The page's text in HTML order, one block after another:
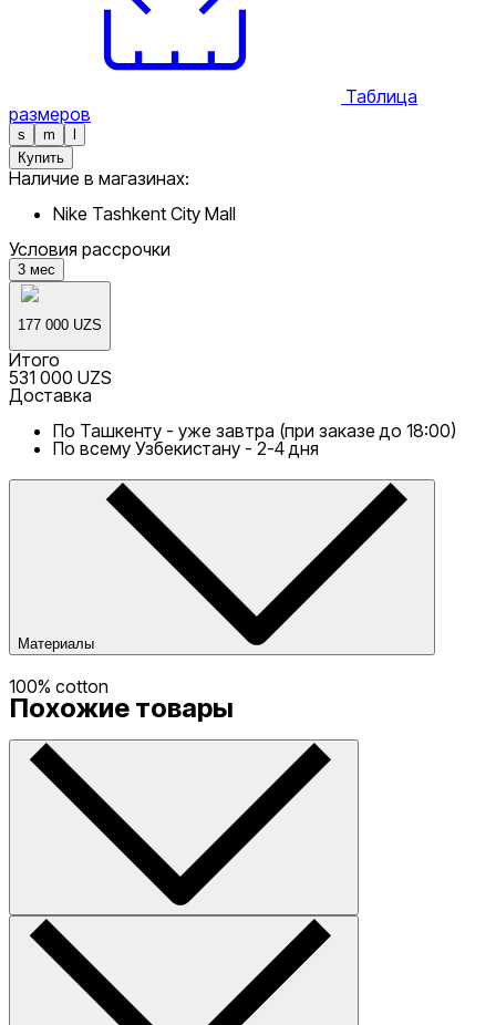
Таблица
размеров
s m
Купить
Наличие в магазинах:
Nike Tashkent City Mall
Условия рассрочки
3 мес
177 000 UZS
Итого
531 000 UZS
Доставка
По Ташкенту - уже завтра (при заказе до 18:00)
По всему Узбекистану - 2-4 дня
Материалы
100% cotton
Похожие товары